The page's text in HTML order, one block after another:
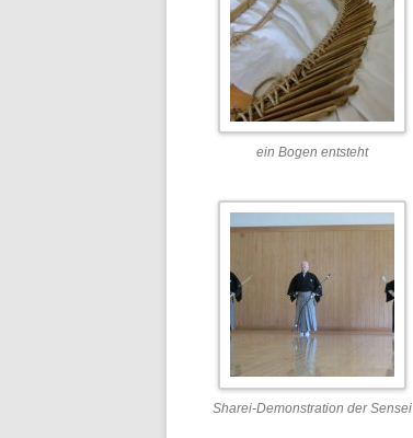
ein Bogen entsteht
Sharei-Demonstration der Sensei